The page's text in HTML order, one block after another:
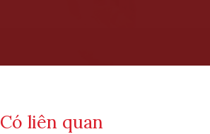
Có liên quan